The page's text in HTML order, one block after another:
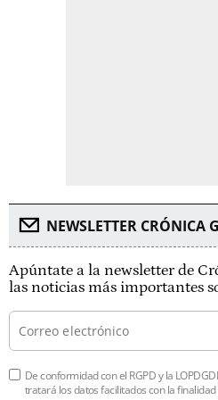
NEWSLETTER CRÓNICA
Apúntate a la newsletter de
las noticias más importantes
De conformidad con el RGPD y la
tratará los datos facilitados con la